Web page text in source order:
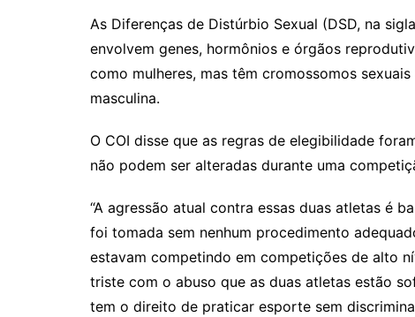
As Diferenças de Distúrbio Sexual (DSD, na
envolvem genes, hormônios e órgãos
como mulheres, mas têm cromossomos
masculina.
O COI disse que as regras de elegibilidade
não podem ser alteradas durante uma
“A agressão atual contra essas duas atletas é
foi tomada sem nenhum procedimento
estavam competindo em competições de alto
triste com o abuso que as duas atletas estão
tem o direito de praticar esporte sem